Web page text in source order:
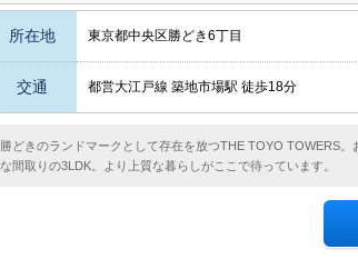
所在地 東京都中央区勝どき6丁目
交通 都営大江戸線 築地市場駅 徒歩18分
勝どきのランドマークとして存在を放つTHE TOYO TOWERS
な間取りの3LDK。より上質な暮らしがここで待っています。